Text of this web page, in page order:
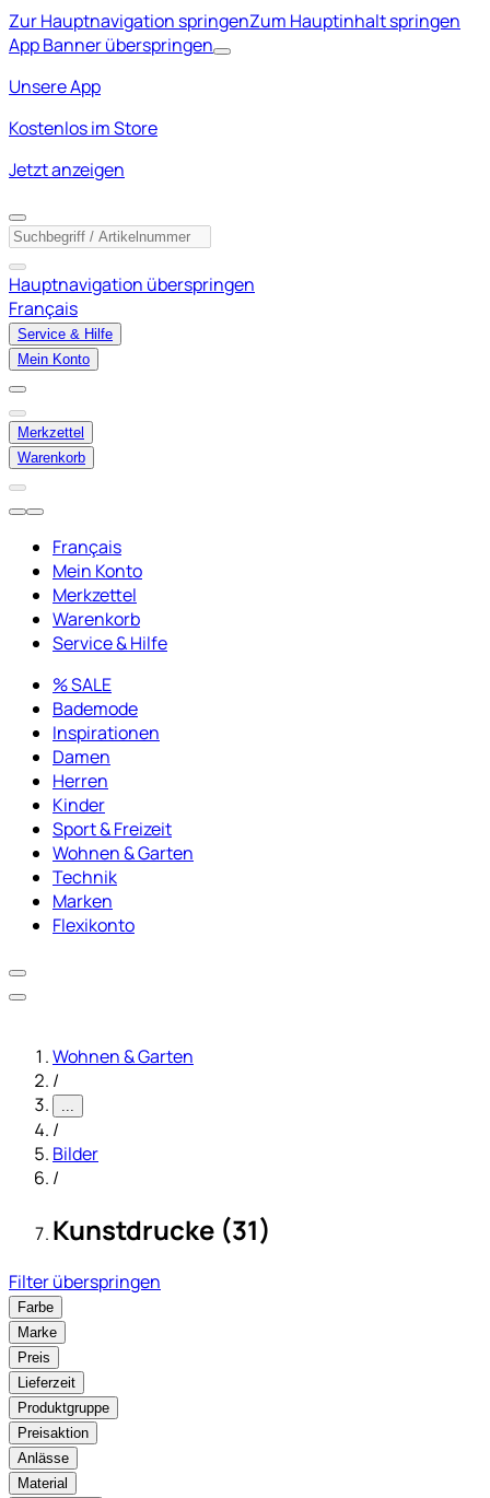
Zur Hauptnavigation springenZum Hauptinhalt springen
App Banner überspringen
Unsere App
Kostenlos im Store
Jetzt anzeigen
Hauptnavigation überspringen
Français
Service & Hilfe
Mein Konto
Merkzettel
Warenkorb
Français
Mein Konto
Merkzettel
Warenkorb
Service & Hilfe
% SALE
Bademode
Inspirationen
Damen
Herren
Kinder
Sport & Freizeit
Wohnen & Garten
Technik
Marken
Flexikonto
Wohnen & Garten
/
...
/
Bilder
/
Kunstdrucke (31)
Filter überspringen
Farbe
Marke
Preis
Lieferzeit
Produktgruppe
Preisaktion
Anlässe
Material